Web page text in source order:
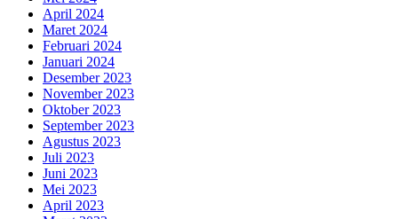
April 2024
Maret 2024
Februari 2024
Januari 2024
Desember 2023
November 2023
Oktober 2023
September 2023
Agustus 2023
Juli 2023
Juni 2023
Mei 2023
April 2023